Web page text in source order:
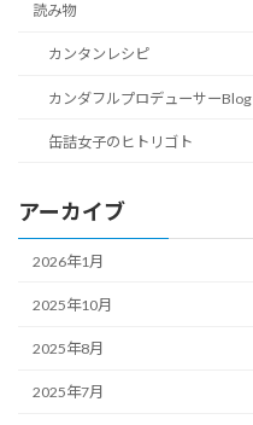
読み物
カンタンレシピ
カンダフルプロデューサーBlog
缶詰女子のヒトリゴト
アーカイブ
2026年1月
2025年10月
2025年8月
2025年7月